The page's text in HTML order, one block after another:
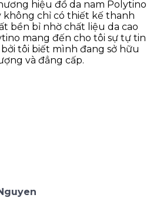
hiệu đồ da nam Polytino
không chỉ có thiết kế thanh
bền bỉ nhờ chất liệu da cao
mang đến cho tôi sự tự tin
tôi biết mình đang sở hữu
và đẳng cấp.